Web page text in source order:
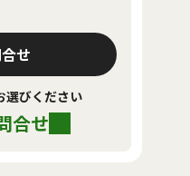
せ
選びください
合せ